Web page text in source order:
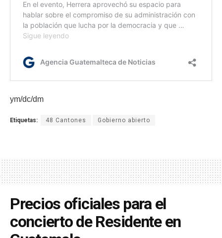
ym/dc/dm
Etiquetas: 48 Cantones Gobierno abierto
Precios oficiales para el
concierto de Residente en